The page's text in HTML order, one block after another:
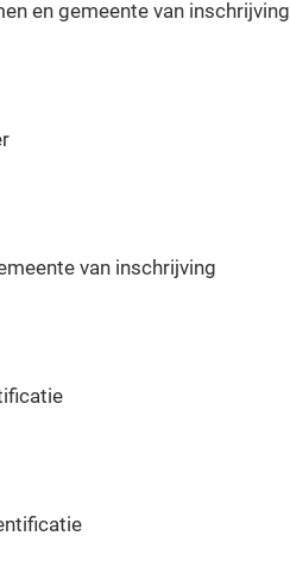
en gemeente van inschrijving
van inschrijving